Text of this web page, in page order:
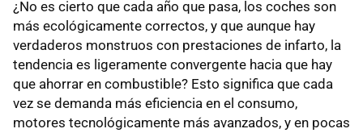
¿No es cierto que cada año que pasa, los coches son
más ecológicamente correctos, y que aunque hay
verdaderos monstruos con prestaciones de infarto, la
tendencia es ligeramente convergente hacia que hay
que ahorrar en combustible? Esto significa que cada
vez se demanda más eficiencia en el consumo,
motores tecnológicamente más avanzados, y en pocas